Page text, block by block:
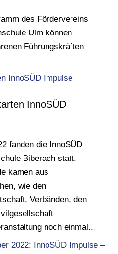
des Fördervereins
Ulm können
Führungskräften
InnoSÜD
fanden die InnoSÜD
Biberach statt.
kamen aus
wie den
Verbänden, den
noch einmal...